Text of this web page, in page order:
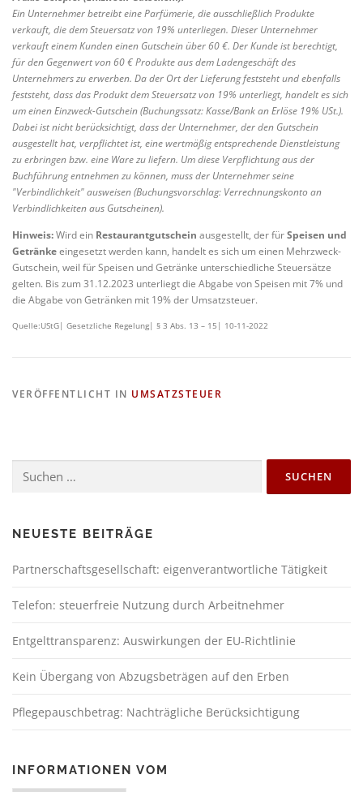
Ein Unternehmer betreibt eine Parfümerie, die ausschließlich Produkte
verkauft, die dem Steuersatz von 19% unterliegen. Dieser Unternehmer
verkauft einem Kunden einen Gutschein über 60 €. Der Kunde ist berechtigt,
für den Gegenwert von 60 € Produkte aus dem Ladengeschäft des
Unternehmers zu erwerben. Da der Ort der Lieferung feststeht und ebenfalls
feststeht, dass das Produkt dem Steuersatz von 19% unterliegt, handelt es sich
um einen Einzweck-Gutschein (Buchungssatz: Kasse/Bank an Erlöse 19% USt.).
Dabei ist nicht berücksichtigt, dass der Unternehmer, der den Gutschein
ausgestellt hat, verpflichtet ist, eine wertmäßig entsprechende Dienstleistung
zu erbringen bzw. eine Ware zu liefern. Um diese Verpflichtung aus der
Buchführung entnehmen zu können, muss der Unternehmer seine
"Verbindlichkeit" ausweisen (Buchungsvorschlag: Verrechnungskonto an
Verbindlichkeiten aus Gutscheinen).
Hinweis:Wird ein Restaurantgutschein ausgestellt, der fürSpeisen und
Getränkeeingesetzt werden kann, handelt es sich um einen Mehrzweck-
Gutschein, weil für Speisen und Getränke unterschiedliche Steuersätze
gelten. Bis zum 31.12.2023 unterliegt die Abgabe von Speisen mit 7% und
die Abgabe von Getränken mit 19% der Umsatzsteuer.
Quelle:UStG| Gesetzliche Regelung| § 3 Abs. 13 – 15| 10-11-2022
VERÖFFENTLICHT IN UMSATZSTEUER
NEUESTE BEITRÄGE
Partnerschaftsgesellschaft: eigenverantwortliche Tätigkeit
Telefon: steuerfreie Nutzung durch Arbeitnehmer
Entgelttransparenz: Auswirkungen der EU-Richtlinie
Kein Übergang von Abzugsbeträgen auf den Erben
Pflegepauschbetrag: Nachträgliche Berücksichtigung
INFORMATIONEN VOM